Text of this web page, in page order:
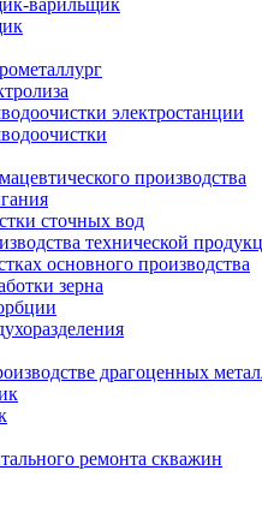
варильщик
электростанции
производства
сточных вод
технической
основного производства
зерна
драгоценных
ремонта скважин